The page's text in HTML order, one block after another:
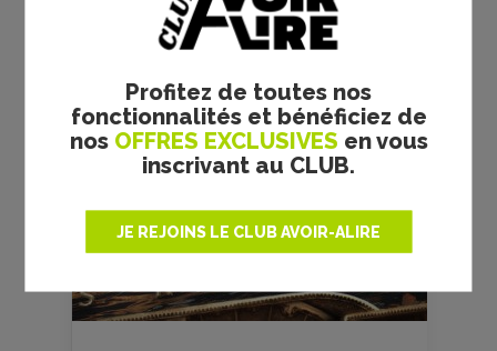
Profitez de toutes nos
fonctionnalités et bénéficiez de
nos OFFRES EXCLUSIVES en vous
inscrivant au CLUB.
JE REJOINS LE CLUB AVOIR-ALIRE
RRR - S. S. RAJAMOULI -
CRITIQUE